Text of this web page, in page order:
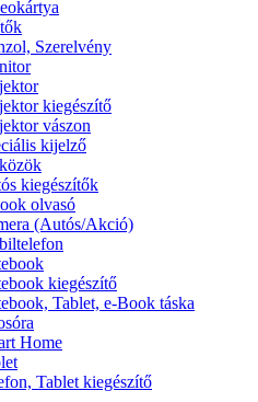
Szerelvény
kiegészítő
vászon
kijelző
kiegészítők
olvasó
(Autós/Akció)
kiegészítő
Tablet, e-Book táska
Home
Tablet kiegészítő